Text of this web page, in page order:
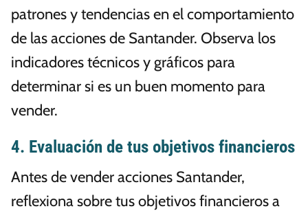
patrones y tendencias en el comportamiento
de las acciones de Santander. Observa los
indicadores técnicos y gráficos para
determinar si es un buen momento para
vender.
4. Evaluación de tus objetivos financieros
Antes de vender acciones Santander,
reflexiona sobre tus objetivos financieros a